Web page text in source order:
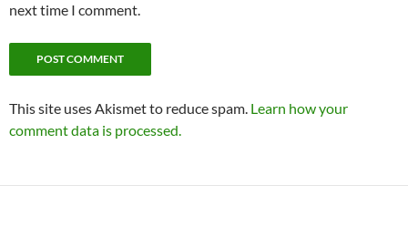
next time I comment.
This site uses Akismet to reduce spam. Learn how your
comment data is processed.